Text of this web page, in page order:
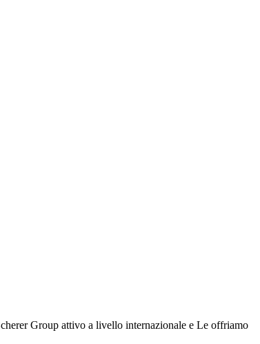
Group attivo a livello internazionale e Le offriamo